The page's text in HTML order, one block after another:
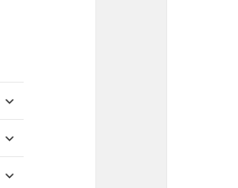
展
子
展
子
展